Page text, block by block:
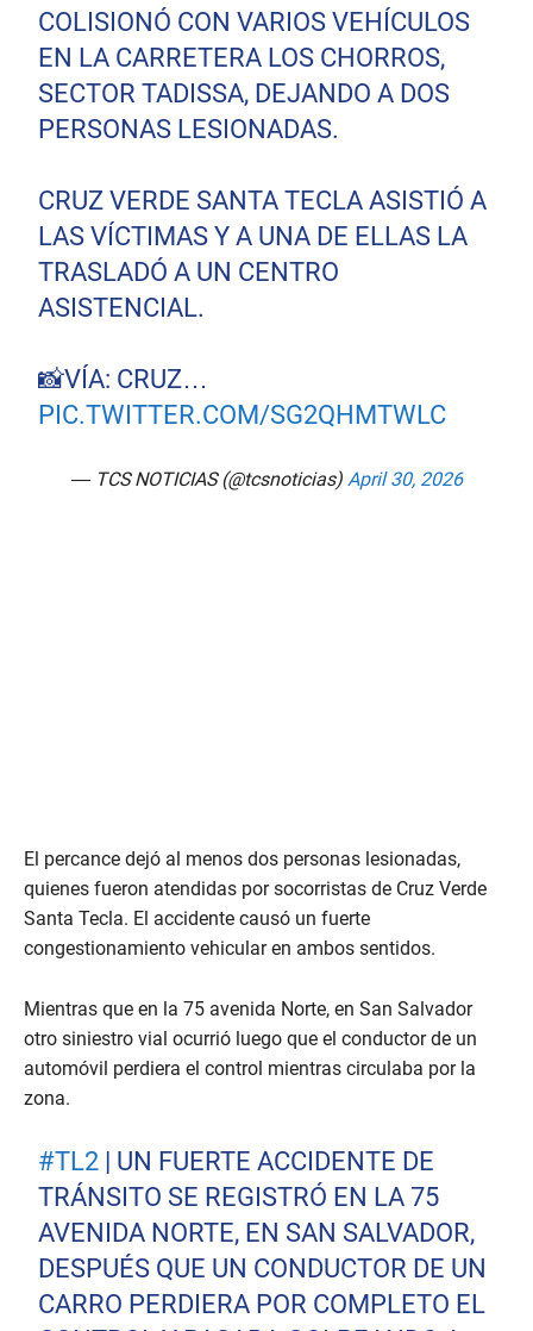
COLISIONÓ CON VARIOS VEHÍCULOS
EN LA CARRETERA LOS CHORROS,
SECTOR TADISSA, DEJANDO A DOS
PERSONAS LESIONADAS.
CRUZ VERDE SANTA TECLA ASISTIÓ A
LAS VÍCTIMAS Y A UNA DE ELLAS LA
TRASLADÓ A UN CENTRO
ASISTENCIAL.
📸VÍA: CRUZ…
PIC.TWITTER.COM/SG2QHMTWLC
— TCS NOTICIAS (@tcsnoticias) April 30, 2026
El percance dejó al menos dos personas lesionadas,
quienes fueron atendidas por socorristas de Cruz Verde
Santa Tecla. El accidente causó un fuerte
congestionamiento vehicular en ambos sentidos.
Mientras que en la 75 avenida Norte, en San Salvador
otro siniestro vial ocurrió luego que el conductor de un
automóvil perdiera el control mientras circulaba por la
zona.
#TL2 | UN FUERTE ACCIDENTE DE
TRÁNSITO SE REGISTRÓ EN LA 75
AVENIDA NORTE, EN SAN SALVADOR,
DESPUÉS QUE UN CONDUCTOR DE UN
CARRO PERDIERA POR COMPLETO EL